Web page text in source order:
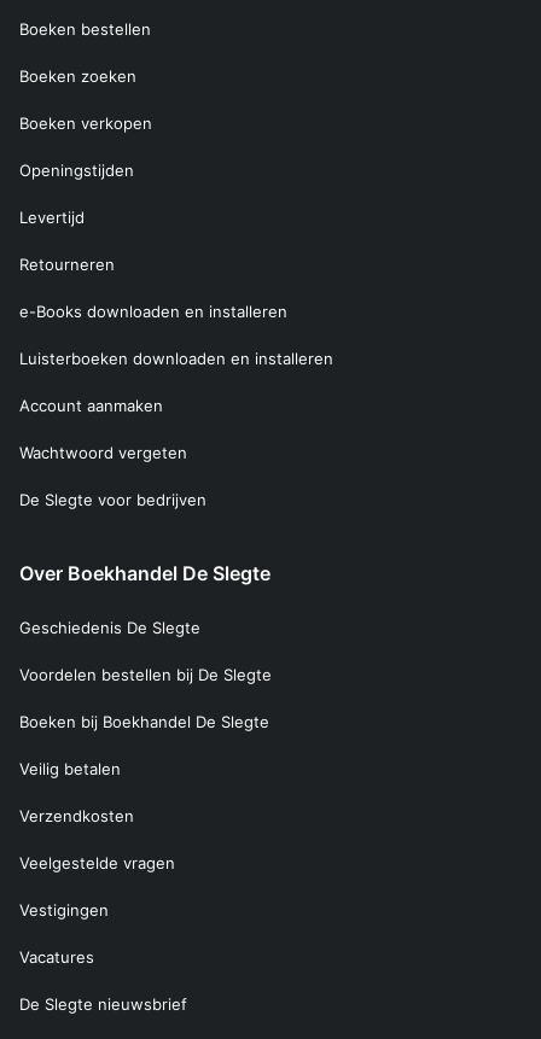
Boeken bestellen
Boeken zoeken
Boeken verkopen
Openingstijden
Levertijd
Retourneren
e-Books downloaden en installeren
Luisterboeken downloaden en installeren
Account aanmaken
Wachtwoord vergeten
De Slegte voor bedrijven
Over Boekhandel De Slegte
Geschiedenis De Slegte
Voordelen bestellen bij De Slegte
Boeken bij Boekhandel De Slegte
Veilig betalen
Verzendkosten
Veelgestelde vragen
Vestigingen
Vacatures
De Slegte nieuwsbrief